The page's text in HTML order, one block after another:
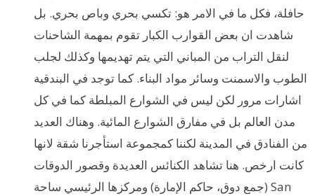
حافلة، فكل ما في الامر هو: تكسي بحري وباص بحري. بل
شاهدت ان بعض القوارب الكبار تقوم بمهمة الشاحنات
لنقل التراب من المباني التي يتم تهديمها وكذلك لجلب
الطوب والاسمنت وسائر مواد البناء. كما توجد في البندقية
اشارات مرور لكن ليس في الشوارع المبلطة كما في كل
مدن العالم بل في مفارق الشوارع المائية. وهناك العديد
من الفنادق في المدينة لكننا كمجموعة استأجرنا شقة لانها
كانت ارخص. هنا تشاهد الكنائس العديدة وقصور الدوقات
(جمع دوق، حاكم الإمارة) ومركزها الرئيسي ساحة San